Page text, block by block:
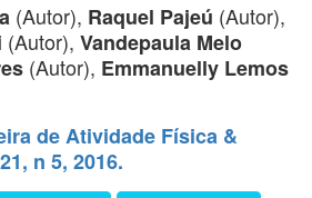
(Autor), Raquel Pajeú (Autor),
(Autor), Vandepaula Melo
(Autor), Emmanuelly Lemos
de Atividade Física &
n 5, 2016.